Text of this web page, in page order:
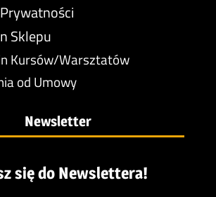
Sklepu
Kursów/Warsztatów
od Umowy
Newsletter
się do Newslettera!